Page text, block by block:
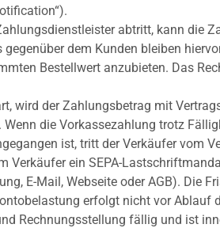
abtritt, kann die
dem Kunden bleiben
Bestellwert anzubieten. Das
wird der Zahlungsbetrag mit
die Vorkassezahlung trotz
ist, tritt der Verkäufer vom
Verkäufer ein SEPA-
E-Mail, Webseite oder AGB). Die
erfolgt nicht vor Ablauf
Rechnungsstellung fällig und ist